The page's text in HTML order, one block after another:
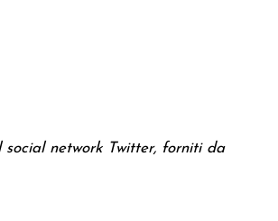
network Twitter, forniti da